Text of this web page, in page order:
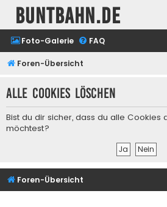
buntbahn.de
Foto-Galerie FAQ
Foren-Übersicht
Alle Cookies löschen
Bist du dir sicher, dass du alle Cookies
möchtest?
Foren-Übersicht